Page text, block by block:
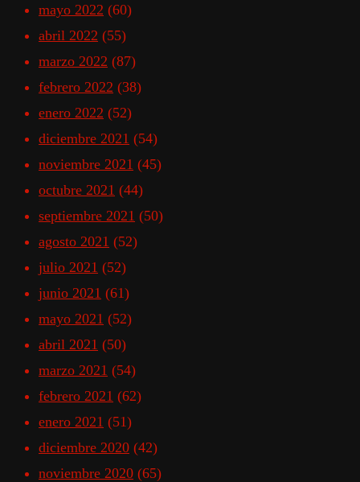
mayo 2022 (60)
abril 2022 (55)
marzo 2022 (87)
febrero 2022 (38)
enero 2022 (52)
diciembre 2021 (54)
noviembre 2021 (45)
octubre 2021 (44)
septiembre 2021 (50)
agosto 2021 (52)
julio 2021 (52)
junio 2021 (61)
mayo 2021 (52)
abril 2021 (50)
marzo 2021 (54)
febrero 2021 (62)
enero 2021 (51)
diciembre 2020 (42)
noviembre 2020 (65)